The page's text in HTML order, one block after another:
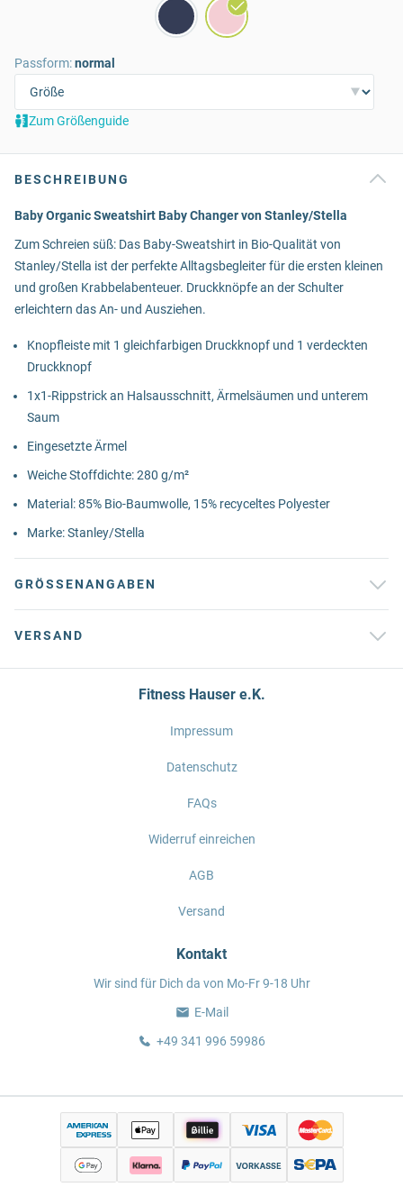
Passform:normal
Zum Größenguide
BESCHREIBUNG
Baby Organic Sweatshirt Baby Changer von Stanley/Stella
Zum Schreien süß: Das Baby-Sweatshirt in Bio-Qualität von
Stanley/Stella ist der perfekte Alltagsbegleiter für die ersten kleinen
und großen Krabbelabenteuer. Druckknöpfe an der Schulter
erleichtern das An- und Ausziehen.
Knopfleiste mit 1 gleichfarbigen Druckknopf und 1 verdeckten
Druckknopf
1x1-Rippstrick an Halsausschnitt, Ärmelsäumen und unterem
Saum
Eingesetzte Ärmel
Weiche Stoffdichte: 280 g/m²
Material: 85% Bio-Baumwolle, 15% recyceltes Polyester
Marke: Stanley/Stella
GRÖSSENANGABEN
VERSAND
Fitness Hauser e.K.
Impressum
Datenschutz
FAQs
Widerruf einreichen
AGB
Versand
Kontakt
Wir sind für Dich da von Mo-Fr 9-18 Uhr
E-Mail
+49 341 996 59986